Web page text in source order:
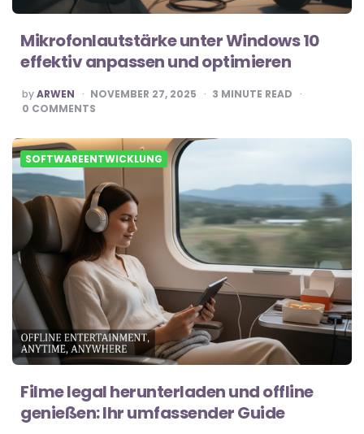
Mikrofonlautstärke unter Windows 10
effektiv anpassen und optimieren
POSTED
BY
byARWEN NOVEMBER 27, 2025 3 MINUTE READ
0 COMMENTS
SOFTWAREENTWICKLUNG
Filme legal herunterladen und offline
genießen: Ihr umfassender Guide